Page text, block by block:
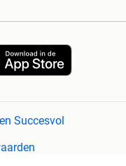
Succesvol